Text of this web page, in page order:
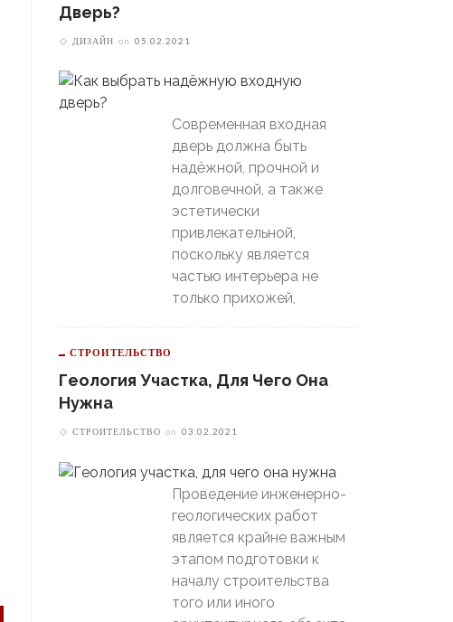
Дверь?
ДИЗАЙН on 05.02.2021
Современная входная
дверь должна быть
надёжной, прочной и
долговечной, а также
эстетически
привлекательной,
поскольку является
частью интерьера не
только прихожей,
СТРОИТЕЛЬСТВО
Геология Участка, Для Чего Она
Нужна
СТРОИТЕЛЬСТВО on 03.02.2021
Проведение инженерно-
геологических работ
является крайне важным
этапом подготовки к
началу строительства
того или иного